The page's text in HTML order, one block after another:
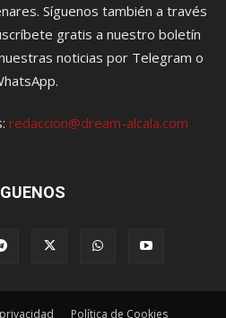
Síguenos también a través
gratis a nuestro boletín
noticias por Telegram o
redaccion@dream-alcala.com
Política de Cookies